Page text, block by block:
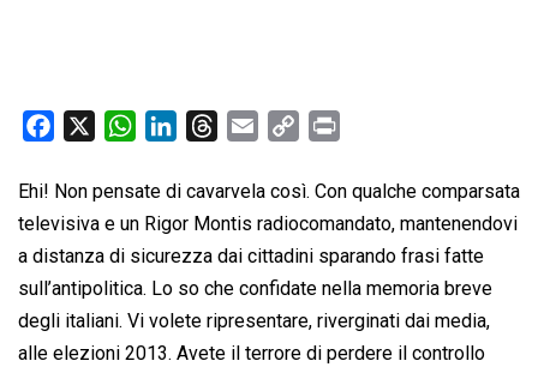
c
e
b
o
o
k
W
a
t
s
A
p
p
n
k
e
d
I
n
r
e
a
d
s
a
i
l
p
y
L
i
n
i
n
t
Ehi! Non pensate di cavarvela così. Con qualche comparsata
televisiva e un Rigor Montis radiocomandato, mantenendovi
a distanza di sicurezza dai cittadini sparando frasi fatte
sull’antipolitica. Lo so che confidate nella memoria breve
degli italiani. Vi volete ripresentare, riverginati dai media,
alle elezioni 2013. Avete il terrore di perdere il controllo